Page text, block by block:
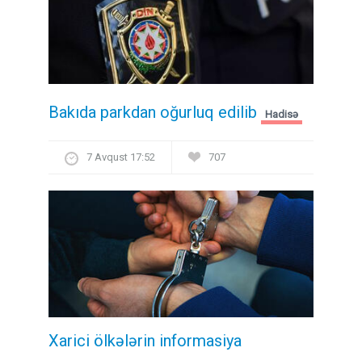
Bakıda parkdan oğurluq edilib Hadisə
7 Avqust 17:52 707
Xarici ölkələrin informasiya